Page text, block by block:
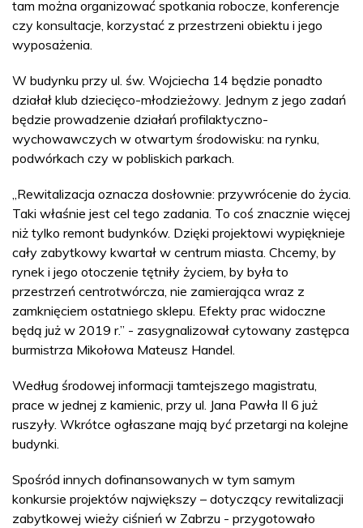
tam można organizować spotkania robocze, konferencje
czy konsultacje, korzystać z przestrzeni obiektu i jego
wyposażenia.
W budynku przy ul. św. Wojciecha 14 będzie ponadto
działał klub dziecięco-młodzieżowy. Jednym z jego zadań
będzie prowadzenie działań profilaktyczno-
wychowawczych w otwartym środowisku: na rynku,
podwórkach czy w pobliskich parkach.
„Rewitalizacja oznacza dosłownie: przywrócenie do życia.
Taki właśnie jest cel tego zadania. To coś znacznie więcej
niż tylko remont budynków. Dzięki projektowi wypięknieje
cały zabytkowy kwartał w centrum miasta. Chcemy, by
rynek i jego otoczenie tętniły życiem, by była to
przestrzeń centrotwórcza, nie zamierająca wraz z
zamknięciem ostatniego sklepu. Efekty prac widoczne
będą już w 2019 r.” - zasygnalizował cytowany zastępca
burmistrza Mikołowa Mateusz Handel.
Według środowej informacji tamtejszego magistratu,
prace w jednej z kamienic, przy ul. Jana Pawła II 6 już
ruszyły. Wkrótce ogłaszane mają być przetargi na kolejne
budynki.
Spośród innych dofinansowanych w tym samym
konkursie projektów największy – dotyczący rewitalizacji
zabytkowej wieży ciśnień w Zabrzu - przygotowało